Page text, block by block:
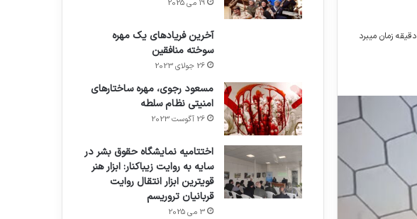
19 می 2025
آخرین فریادهای یک مهره
سوخته منافقین
26 جولای 2023
مسعود رجوی، مهره ساختارهای
امنیتی نظام سلطه
26 آگوست 2023
اختتامیه نمایشگاه حقوق بشر در
سایه به روایت زیباکنار: ابزار هنر
قویترین ابزار انتقال روایت
قربانیان تروریسم
3 می 2025